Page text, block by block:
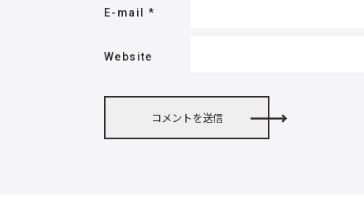
E-mail *
Website